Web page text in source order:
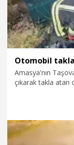
Otomobil takla
Amasya'nın
çıkarak takla atan